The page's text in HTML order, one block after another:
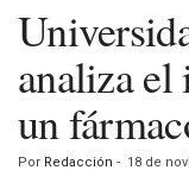
analiza el
un
Por Redacción - 18 de